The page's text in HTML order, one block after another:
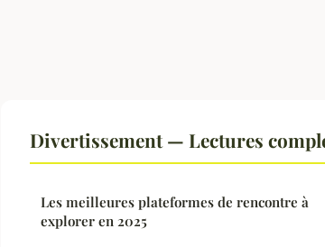
Divertissement — Lectures
Les meilleures plateformes de rencontre à
explorer en 2025